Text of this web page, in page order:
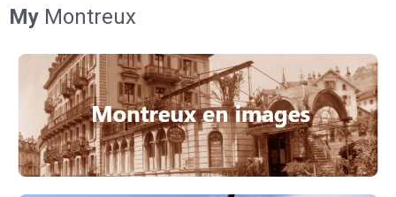
My Montreux